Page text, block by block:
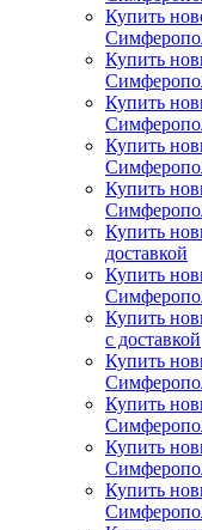
Купить
Купить
Купить
Купить
Купить
Купить
доставкой
Купить
Купить
с доставкой
Купить
Купить
Купить
Купить